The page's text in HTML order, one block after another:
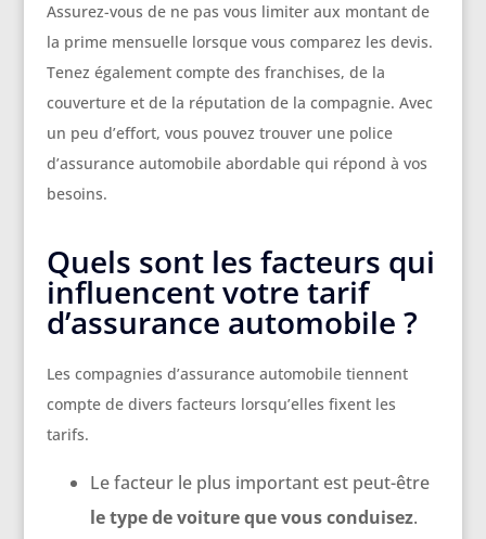
Assurez-vous de ne pas vous limiter aux montant de
la prime mensuelle lorsque vous comparez les devis.
Tenez également compte des franchises, de la
couverture et de la réputation de la compagnie. Avec
un peu d’effort, vous pouvez trouver une police
d’assurance automobile abordable qui répond à vos
besoins.
Quels sont les facteurs qui
influencent votre tarif
d’assurance automobile ?
Les compagnies d’assurance automobile tiennent
compte de divers facteurs lorsqu’elles fixent les
tarifs.
Le facteur le plus important est peut-être
le type de voiture que vous conduisez.